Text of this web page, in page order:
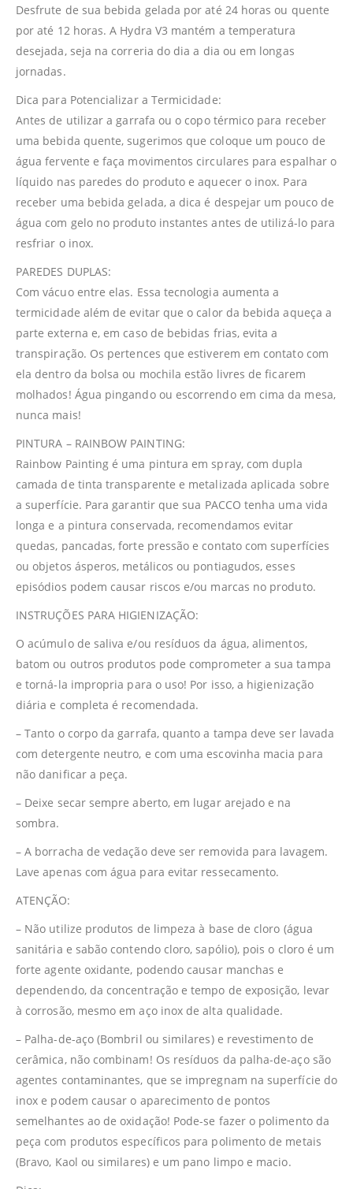
Desfrute de sua bebida gelada por até 24 horas ou quente
por até 12 horas. A Hydra V3 mantém a temperatura
desejada, seja na correria do dia a dia ou em longas
jornadas.
Dica para Potencializar a Termicidade:
Antes de utilizar a garrafa ou o copo térmico para receber
uma bebida quente, sugerimos que coloque um pouco de
água fervente e faça movimentos circulares para espalhar o
líquido nas paredes do produto e aquecer o inox. Para
receber uma bebida gelada, a dica é despejar um pouco de
água com gelo no produto instantes antes de utilizá-lo para
resfriar o inox.
PAREDES DUPLAS:
Com vácuo entre elas. Essa tecnologia aumenta a
termicidade além de evitar que o calor da bebida aqueça a
parte externa e, em caso de bebidas frias, evita a
transpiração. Os pertences que estiverem em contato com
ela dentro da bolsa ou mochila estão livres de ficarem
molhados! Água pingando ou escorrendo em cima da mesa,
nunca mais!
PINTURA – RAINBOW PAINTING:
Rainbow Painting é uma pintura em spray, com dupla
camada de tinta transparente e metalizada aplicada sobre
a superfície. Para garantir que sua PACCO tenha uma vida
longa e a pintura conservada, recomendamos evitar
quedas, pancadas, forte pressão e contato com superfícies
ou objetos ásperos, metálicos ou pontiagudos, esses
episódios podem causar riscos e/ou marcas no produto.
INSTRUÇÕES PARA HIGIENIZAÇÃO:
O acúmulo de saliva e/ou resíduos da água, alimentos,
batom ou outros produtos pode comprometer a sua tampa
e torná-la impropria para o uso! Por isso, a higienização
diária e completa é recomendada.
– Tanto o corpo da garrafa, quanto a tampa deve ser lavada
com detergente neutro, e com uma escovinha macia para
não danificar a peça.
– Deixe secar sempre aberto, em lugar arejado e na
sombra.
– A borracha de vedação deve ser removida para lavagem.
Lave apenas com água para evitar ressecamento.
ATENÇÃO:
– Não utilize produtos de limpeza à base de cloro (água
sanitária e sabão contendo cloro, sapólio), pois o cloro é um
forte agente oxidante, podendo causar manchas e
dependendo, da concentração e tempo de exposição, levar
à corrosão, mesmo em aço inox de alta qualidade.
– Palha-de-aço (Bombril ou similares) e revestimento de
cerâmica, não combinam! Os resíduos da palha-de-aço são
agentes contaminantes, que se impregnam na superfície do
inox e podem causar o aparecimento de pontos
semelhantes ao de oxidação! Pode-se fazer o polimento da
peça com produtos específicos para polimento de metais
(Bravo, Kaol ou similares) e um pano limpo e macio.